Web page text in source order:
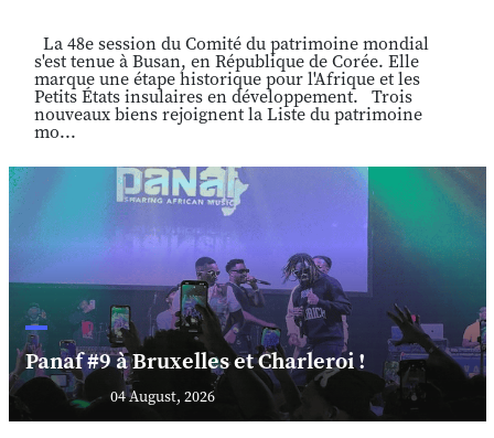
La 48e session du Comité du patrimoine mondial
s'est tenue à Busan, en République de Corée. Elle
marque une étape historique pour l'Afrique et les
Petits États insulaires en développement. Trois
nouveaux biens rejoignent la Liste du patrimoine
mo...
Panaf #9 à Bruxelles et Charleroi !
04 August, 2026